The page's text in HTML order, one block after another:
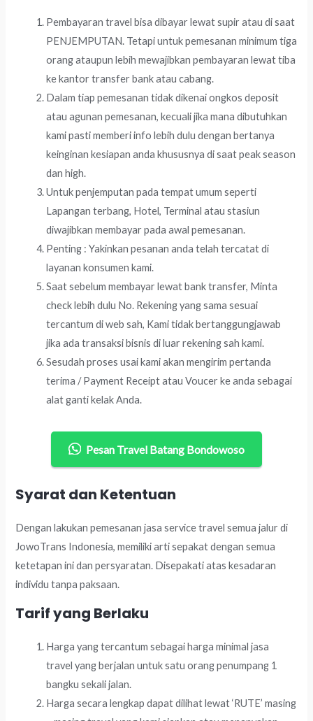
Pembayaran travel bisa dibayar lewat supir atau di saat
PENJEMPUTAN. Tetapi untuk pemesanan minimum tiga
orang ataupun lebih mewajibkan pembayaran lewat tiba
ke kantor transfer bank atau cabang.
Dalam tiap pemesanan tidak dikenai ongkos deposit
atau agunan pemesanan, kecuali jika mana dibutuhkan
kami pasti memberi info lebih dulu dengan bertanya
keinginan kesiapan anda khususnya di saat peak season
dan high.
Untuk penjemputan pada tempat umum seperti
Lapangan terbang, Hotel, Terminal atau stasiun
diwajibkan membayar pada awal pemesanan.
Penting : Yakinkan pesanan anda telah tercatat di
layanan konsumen kami.
Saat sebelum membayar lewat bank transfer, Minta
check lebih dulu No. Rekening yang sama sesuai
tercantum di web sah, Kami tidak bertanggungjawab
jika ada transaksi bisnis di luar rekening sah kami.
Sesudah proses usai kami akan mengirim pertanda
terima / Payment Receipt atau Voucer ke anda sebagai
alat ganti kelak Anda.
Pesan Travel Batang Bondowoso
Syarat dan Ketentuan
Dengan lakukan pemesanan jasa service travel semua jalur di
JowoTrans Indonesia, memiliki arti sepakat dengan semua
ketetapan ini dan persyaratan. Disepakati atas kesadaran
individu tanpa paksaan.
Tarif yang Berlaku
Harga yang tercantum sebagai harga minimal jasa
travel yang berjalan untuk satu orang penumpang 1
bangku sekali jalan.
Harga secara lengkap dapat dilihat lewat ‘RUTE’ masing